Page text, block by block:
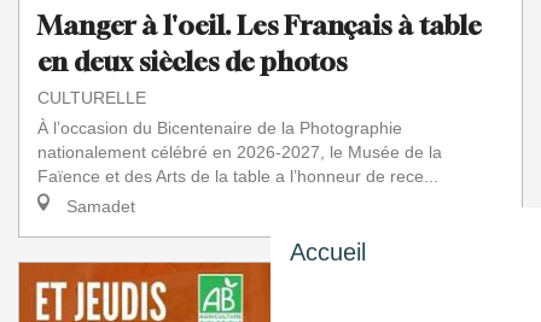
Accueil
Manger à l'oeil. Les Français à table
en deux siècles de photos
CULTURELLE
À l’occasion du Bicentenaire de la Photographie
nationalement célébré en 2026-2027, le Musée de la
Faïence et des Arts de la table a l’honneur de rece...
Samadet